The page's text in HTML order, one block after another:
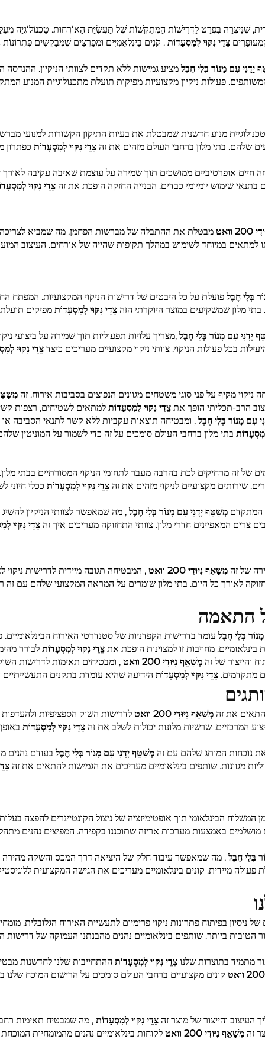
שֶׁנִּיצְּרָה בִּפְרָט לַדְּרִישׁוֹת הַמְּתֻקְשׁוֹת שֶׁל תַּעֲשִׂיַּת הַאוֹרְחוּת. טֵכְנוֹלוֹגְיָה
צֵדֵי נִקּוּי לְמִסְעָדוֹת . קֹנִים בֵּינְלְאֻמִּיִּים וּמְפַרְצִים שֶׁמְּבַקְשִׁים פִּתְרוֹנוֹת
יָדָנִי עִם מָנוֹר בְּלִי חֶבֶל מציע גמישות ללא תקדים לצוותי הניקיון.
פעולות ניקיון מקצועיות מפיקות תועלת מתכנולוגיית המנוע
טכנולוגיית מנוע חדשנית שמבטלת את בעיות התיקון הקשורות למנועי
שלהם. בתי מלון ברחבי העולם מזהים את זה צֵדֵי נִקּוּי לְמִסְעָדוֹת כפתרון
חיים אופרטיביים ממושכים תוך שמירה על עוצמת שאיבה עקיבה לאורך
בתנאי שימוש יומיומי כבדים. הבנייה החזקה הופכת את זה צֵדֵי נִקּוּי
מבטלת את ההתבלה של מברשות הפחמן, מה שמביא
למתאים במיוחד לשימוש במהלך תקופות שהייה של אורחים. העיצוב
בְּלִי חֶבֶל פועלת על כל היבטים של דרישות הניקוי המקצועיות. המפתח
מלון שמשקיעים במוצר היוקרתי הזה צֵדֵי נִקּוּי לְמִסְעָדוֹת מפיקים
יָדָנִי עִם מָנוֹר בְּלִי חֶבֶל ,מצריך עלויות תפעוליות תוך שמירה על ביצועי
בכל פעולות הניקוי. צוותי ניקוי מקצועיים מעריכים כיצד צֵדֵי נִקּוּי
ניקוי מקיף על פני סוגי משטחים מגוונים הנפוצים בסביבות אירוח. זה
הרב-תכליתי הופך את צֵדֵי נִקּוּי לְמִסְעָדוֹת למתאים לשטיחים, רצפות
עִם מָנוֹר בְּלִי חֶבֶל , ומבטיחה תוצאות עקביות ללא קשר לתנאי הסביבה
בתי מלון ברחבי העולם סומכים על זה כדי לשמור על המוניטין שלהם
של זה מרחיקים לכת בהרבה מעבר לתחומי הניקוי המסורתיים בבתי
שירותים מקצועיים לניקוי מזהים את זה צֵדֵי נִקּוּי לְמִסְעָדוֹת ככלי חיוני
המתקדם מְשַׁטֵּף יָדָנִי עִם מָנוֹר בְּלִי חֶבֶל , מה שמאפשר לצוותי הניקיון להשיג
צרים המאפיינים חדרי מלון. צוותי התחזוקה מעריכים איך זה צֵדֵי נִקּוּי
של זה מְשַׁאֵף נִיּוּדִי 200 וואט
, המבטיחה תגובה מיידית לדרישות ניקוי
לאורך כל היום. בתי מלון שומרים על המראה המקצועי שלהם עם זה
התאמה
בְּלִי חֶבֶל עומד בדרישות הקפדניות של סטנדרטי האירוח
בינלאומיים. מחויבות זו למצוינות הופכת את צֵדֵי נִקּוּי לְמִסְעָדוֹת לבורר
והייצור של זה מְשַׁאֵף נִיּוּדִי 200 וואט
, ומבטיחים תאימות לדרישות
מתקדמים. צֵדֵי נִקּוּי לְמִסְעָדוֹת הידיעה שהיא עומדת בתקנים התעשייתיים
את זה מְשַׁאֵף נִיּוּדִי 200 וואט
לדרישות השוק הספציפיות
המרכזיים. שרשיות מלונות יכולות לשלב את זה צֵדֵי נִקּוּי לְמִסְעָדוֹת
נוכחות המותג שלהם עם זה מְשַׁטֵּף יָדָנִי עִם מָנוֹר בְּלִי חֶבֶל בעודם נהנים
מגוונות. שותפים בינלאומיים מעריכים את הגמישות להתאים את זה
המשלוח הבינלאומי תוך אופטימיזציה של ניצול הקונטיינרים להפצה
מושלמים באמצעות מערכות אריזה שתוכננו בקפידה. המפיצים נהנים
בְּלִי חֶבֶל , מה שמאפשר עיבוד חלק של היציאה דרך המכס והשקה מהירה
פעולה מיידית. קונים בינלאומיים מעריכים את הגישה המקצועית
ניסיון בפיתוח פתרונות ניקוי פרימיום לתעשיית האירוח הגלובלית.
מתמיד בתוצרות שלנו צֵדֵי נִקּוּי לְמִסְעָדוֹת ההתחייבות שלנו לחדשנות
קונים מקצועיים ברחבי העולם סומכים על הרישום המוכח
העיצוב והייצור של מוצר זה צֵדֵי נִקּוּי לְמִסְעָדוֹת , מה שמבטיח תאימות
זה מְשַׁאֵף נִיּוּדִי 200 וואט לקוחות בינלאומיים נהנים מהמומחיות